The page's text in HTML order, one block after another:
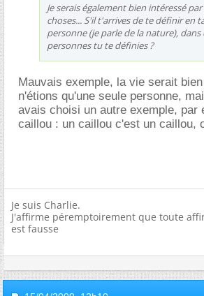
Je serais également bien intéressé
choses... S'il t'arrives de te définir en
personne (je parle de la nature),
personnes tu te définies ?
Mauvais exemple, la vie serait
n'étions qu'une seule personne,
avais choisi un autre exemple, par
caillou : un caillou c'est un caillou,
Je suis Charlie.
J'affirme péremptoirement que toute
est fausse